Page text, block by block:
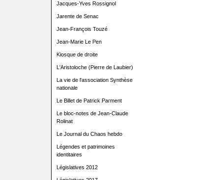
Jacques-Yves Rossignol
Jarente de Senac
Jean-François Touzé
Jean-Marie Le Pen
Kiosque de droite
L'Aristoloche (Pierre de Laubier)
La vie de l'association Synthèse
nationale
Le Billet de Patrick Parment
Le bloc-notes de Jean-Claude
Rolinat
Le Journal du Chaos hebdo
Légendes et patrimoines
identitaires
Législatives 2012